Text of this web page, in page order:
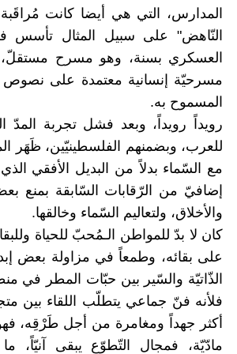
المدارس، التي هي أيضا كانت
العسكري بسنة، وهو مسرح مستقلّ،
مسرحيّة إنسانية معتمدة على نصوص
المسموح به.
رويداً رويداً، وبعد فشل تجربة المدّ
للعرب، وبضمنهم الفلسطينيّين، ظَهَر
مع السّماء بدلاً من البديل الأفقي
إضافيّ من الرّقابات السّابقة بمنع
والأخلاق، ولتعاليم السّماء وخالقها.
كان لا بدّ للمواطن الـمُحبّ للحياة
على بقائه، وطمعاً في مزاولة بعض
الذّاتيّة والسّير بين حبّات المطر في
فلأنه فنّ جماعي يتطلّب اللقاء بين
أكثر جهداً ومغامرة من أجل طَرْقِه،
مادّيّة، فمجال التّطوّع يبقى آنيّاً،